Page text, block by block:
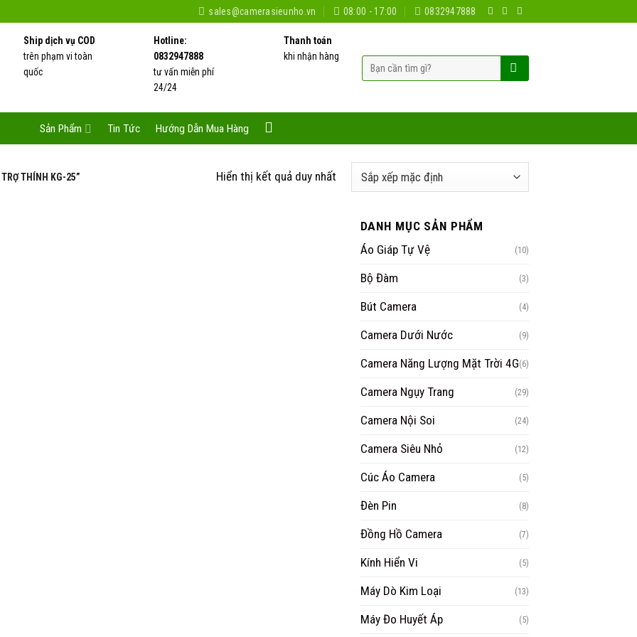
sales@camerasieunho.vn 08:00 - 17:00 0832947888
Ship dịch vụ COD
trên phạm vi toàn
quốc
Hotline:
0832947888
tư vấn miễn phí
24/24
Thanh toán
khi nhận hàng
Tìm
kiếm:
Sản Phẩm Tin Tức Hướng Dẫn Mua Hàng
THÍNH KG-25” Hiển thị kết quả duy nhất
DANH MỤC SẢN PHẨM
Áo Giáp Tự Vệ
(10)
Bộ Đàm (3)
Bút Camera (4)
Camera Dưới Nước (9)
Camera Năng Lượng Mặt Trời 4G(6)
Camera Ngụy Trang (29)
Camera Nội Soi (24)
Camera Siêu Nhỏ (12)
Cúc Áo Camera (5)
Đèn Pin (8)
Đồng Hồ Camera (7)
Kính Hiển Vi (5)
Máy Dò Kim Loại (13)
Máy Đo Huyết Áp (5)